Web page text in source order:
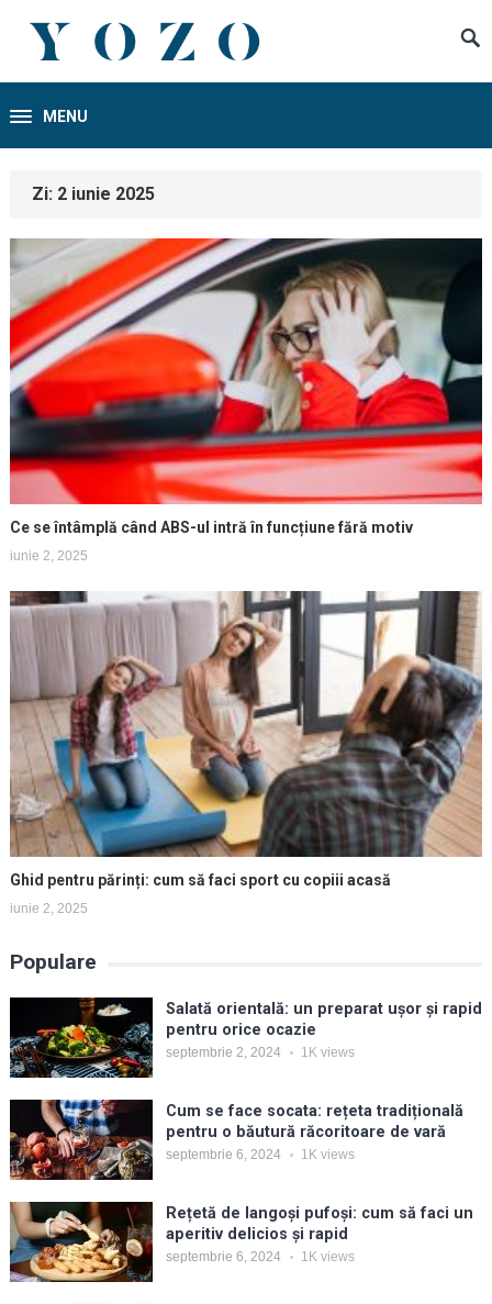
MENU
Zi: 2 iunie 2025
Ce se întâmplă când ABS-ul intră în funcțiune fără motiv
iunie 2, 2025
Ghid pentru părinți: cum să faci sport cu copiii acasă
iunie 2, 2025
Populare
Salată orientală: un preparat ușor și rapid
pentru orice ocazie
septembrie 2, 2024 1Kviews
Cum se face socata: rețeta tradițională
pentru o băutură răcoritoare de vară
septembrie 6, 2024 1Kviews
Rețetă de langoși pufoși: cum să faci un
aperitiv delicios și rapid
septembrie 6, 2024 1Kviews